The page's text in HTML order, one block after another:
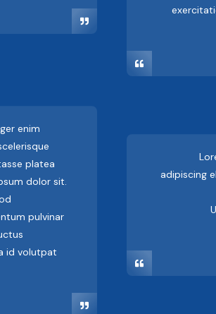
enim
platea
dolor sit.
pulvinar
id volutpat
adipiscing